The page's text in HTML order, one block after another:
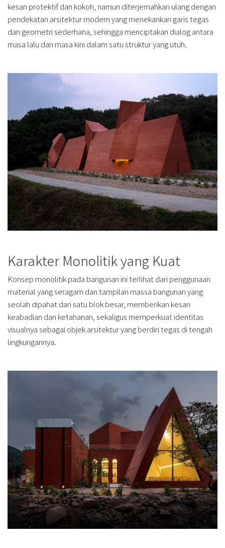
kesan protektif dan kokoh, namun diterjemahkan ulang dengan
pendekatan arsitektur modern yang menekankan garis tegas
dan geometri sederhana, sehingga menciptakan dialog antara
masa lalu dan masa kini dalam satu struktur yang utuh.
Karakter Monolitik yang Kuat
Konsep monolitik pada bangunan ini terlihat dari penggunaan
material yang seragam dan tampilan massa bangunan yang
seolah dipahat dari satu blok besar, memberikan kesan
keabadian dan ketahanan, sekaligus memperkuat identitas
visualnya sebagai objek arsitektur yang berdiri tegas di tengah
lingkungannya.